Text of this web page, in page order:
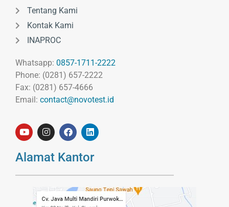
Tentang Kami
Kontak Kami
INAPROC
Whatsapp: 0857-1711-2222
Phone: (0281) 657-2222
Fax: (0281) 657-4666
Email: contact@novotest.id
Alamat Kantor